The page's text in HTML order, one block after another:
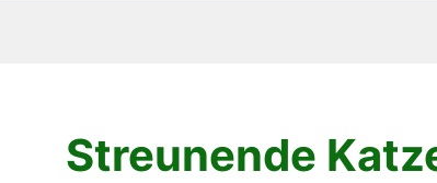
Streunende